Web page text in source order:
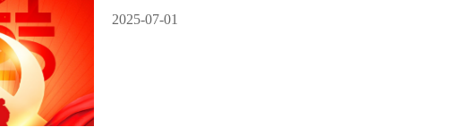
2025-07-01